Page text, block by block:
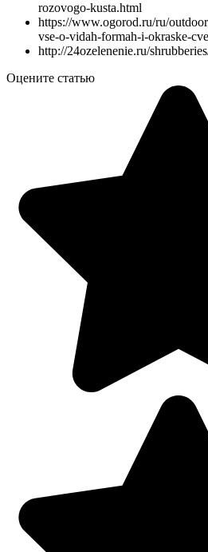
rozovogo-kusta.html
https://www.ogorod.ru/ru/
vse-o-vidah-formah-i-okraske-
http://24ozelenenie.ru/
Оцените статью